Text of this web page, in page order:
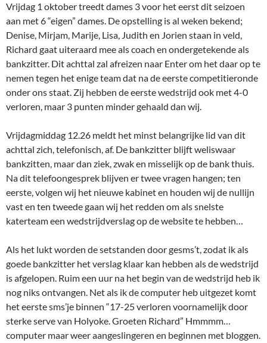
Vrijdag 1 oktober treedt dames 3 voor het eerst dit seizoen
aan met 6 “eigen” dames. De opstelling is al weken bekend;
Denise, Mirjam, Marije, Lisa, Judith en Jorien staan in veld,
Richard gaat uiteraard mee als coach en ondergetekende als
bankzitter. Dit achttal zal afreizen naar Enter om het daar op te
nemen tegen het enige team dat na de eerste competitieronde
onder ons staat. Zij hebben de eerste wedstrijd ook met 4-0
verloren, maar 3 punten minder gehaald dan wij.
Vrijdagmiddag 12.26 meldt het minst belangrijke lid van dit
achttal zich, telefonisch, af. De bankzitter blijft weliswaar
bankzitten, maar dan ziek, zwak en misselijk op de bank thuis.
Na dit telefoongesprek blijven er twee vragen hangen; ten
eerste, volgen wij het nieuwe kabinet en houden wij de nullijn
vast en ten tweede gaan wij het redden om als snelste
katerteam een wedstrijdverslag op de website te hebben…
Als het lukt worden de setstanden door gesms’t, zodat ik als
goede bankzitter het verslag klaar kan hebben als de wedstrijd
is afgelopen. Ruim een uur na het begin van de wedstrijd heb ik
nog niks ontvangen. Net als ik de computer heb uitgezet komt
het eerste sms’je binnen “17-25 verloren voornamelijk door
sterke serve van Holyoke. Groeten Richard” Hmmmm…
computer maar weer aangeslingeren en beginnen met bloggen.